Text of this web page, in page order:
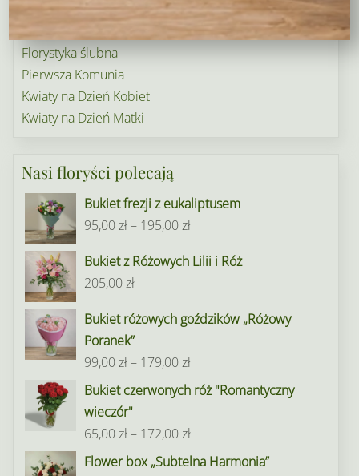
Boże Narodzenie
Kwiaty na Walentynki
Florystyka ślubna
Pierwsza Komunia
Kwiaty na Dzień Kobiet
Kwiaty na Dzień Matki
Nasi floryści polecają
Bukiet frezji z eukaliptusem
95,00zł– 195,00złZakres
od
do
Bukiet z Różowych Lilii i Róż
205,00zł
Bukiet różowych goździków „Różowy
Poranek”
99,00zł– 179,00złZakres
cen:
179,00 zł
Bukiet czerwonych róż "Romantyczny
wieczór"
65,00zł– 172,00złZakres
cen:
Flower box „Subtelna Harmonia”